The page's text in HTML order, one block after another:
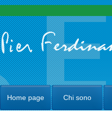
Home page Chi sono